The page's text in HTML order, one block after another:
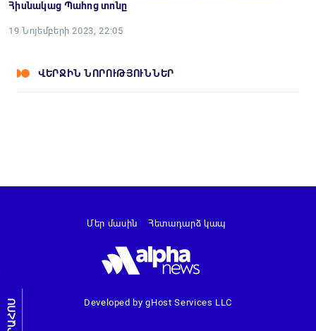
Հիսնակաց Պահոց տոնը
19 Նոյեմբերի 2023, 22:05
ՎԵՐՋԻՆ ՆՈՐՈՒԹՅՈՒՆՆԵՐ
ԼՐԱՀՈՍ Developed by gHost Services LLC
Մեր մասին Հետադարձ կապ